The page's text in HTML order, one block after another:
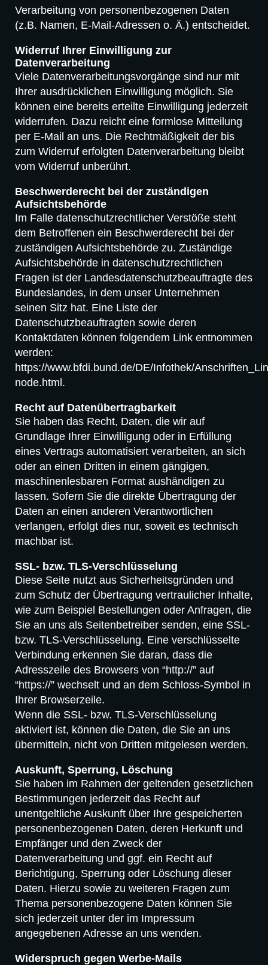
Verarbeitung von personenbezogenen Daten
(z.B. Namen, E-Mail-Adressen o. Ä.) entscheidet.
Widerruf Ihrer Einwilligung zur
Datenverarbeitung
Viele Datenverarbeitungsvorgänge sind nur mit
Ihrer ausdrücklichen Einwilligung möglich. Sie
können eine bereits erteilte Einwilligung jederzeit
widerrufen. Dazu reicht eine formlose Mitteilung
per E-Mail an uns. Die Rechtmäßigkeit der bis
zum Widerruf erfolgten Datenverarbeitung bleibt
vom Widerruf unberührt.
Beschwerderecht bei der zuständigen
Aufsichtsbehörde
Im Falle datenschutzrechtlicher Verstöße steht
dem Betroffenen ein Beschwerderecht bei der
zuständigen Aufsichtsbehörde zu. Zuständige
Aufsichtsbehörde in datenschutzrechtlichen
Fragen ist der Landesdatenschutzbeauftragte des
Bundeslandes, in dem unser Unternehmen
seinen Sitz hat. Eine Liste der
Datenschutzbeauftragten sowie deren
Kontaktdaten können folgendem Link entnommen
werden:
https://www.bfdi.bund.de/DE/Infothek/
node.html.
Recht auf Datenübertragbarkeit
Sie haben das Recht, Daten, die wir auf
Grundlage Ihrer Einwilligung oder in Erfüllung
eines Vertrags automatisiert verarbeiten, an sich
oder an einen Dritten in einem gängigen,
maschinenlesbaren Format aushändigen zu
lassen. Sofern Sie die direkte Übertragung der
Daten an einen anderen Verantwortlichen
verlangen, erfolgt dies nur, soweit es technisch
machbar ist.
SSL- bzw. TLS-Verschlüsselung
Diese Seite nutzt aus Sicherheitsgründen und
zum Schutz der Übertragung vertraulicher Inhalte,
wie zum Beispiel Bestellungen oder Anfragen, die
Sie an uns als Seitenbetreiber senden, eine SSL-
bzw. TLS-Verschlüsselung. Eine verschlüsselte
Verbindung erkennen Sie daran, dass die
Adresszeile des Browsers von “http://” auf
“https://” wechselt und an dem Schloss-Symbol in
Ihrer Browserzeile.
Wenn die SSL- bzw. TLS-Verschlüsselung
aktiviert ist, können die Daten, die Sie an uns
übermitteln, nicht von Dritten mitgelesen werden.
Auskunft, Sperrung, Löschung
Sie haben im Rahmen der geltenden gesetzlichen
Bestimmungen jederzeit das Recht auf
unentgeltliche Auskunft über Ihre gespeicherten
personenbezogenen Daten, deren Herkunft und
Empfänger und den Zweck der
Datenverarbeitung und ggf. ein Recht auf
Berichtigung, Sperrung oder Löschung dieser
Daten. Hierzu sowie zu weiteren Fragen zum
Thema personenbezogene Daten können Sie
sich jederzeit unter der im Impressum
angegebenen Adresse an uns wenden.
Widerspruch gegen Werbe-Mails